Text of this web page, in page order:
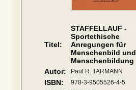
Titel:
STAFFELLAUF -
Sportethische
Anregungen für
Menschenbild und
Menschenbildung
Autor:
Paul R. TARMANN
ISBN: 978-3-9505526-4-5